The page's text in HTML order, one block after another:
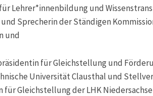
Lehrer*innenbildung und
Sprecherin der Ständigen
und
für Gleichstellung und
Universität Clausthal und
Gleichstellung der LHK